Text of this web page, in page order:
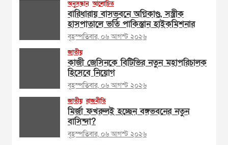
অনুসন্ধান আলোচিত
বারিধারায় বাসভবনে অগ্নিকাণ্ড, সস্ত্রীক
হাসপাতালে ভর্তি পাকিস্তান হাইকমিশনার
বৃহস্পতিবার, ০৬ আগস্ট ২০২৬
জাতীয়
কাজী জেসিনকে বিটিভির নতুন মহাপরিচালক
হিসেবে নিয়োগ
বৃহস্পতিবার, ০৬ আগস্ট ২০২৬
জাতীয় রাজনীতি
মির্জা ফখরুলই হচ্ছেন বঙ্গভবনের নতুন
বাসিন্দা?
বৃহস্পতিবার, ০৬ আগস্ট ২০২৬